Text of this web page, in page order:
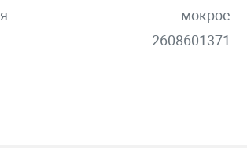
мокрое
2608601371